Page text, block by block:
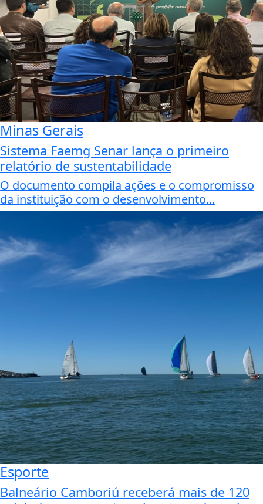
Minas Gerais
Sistema Faemg Senar lança o primeiro
relatório de sustentabilidade
O documento compila ações e o compromisso
da instituição com o desenvolvimento...
Esporte
Balneário Camboriú receberá mais de 120